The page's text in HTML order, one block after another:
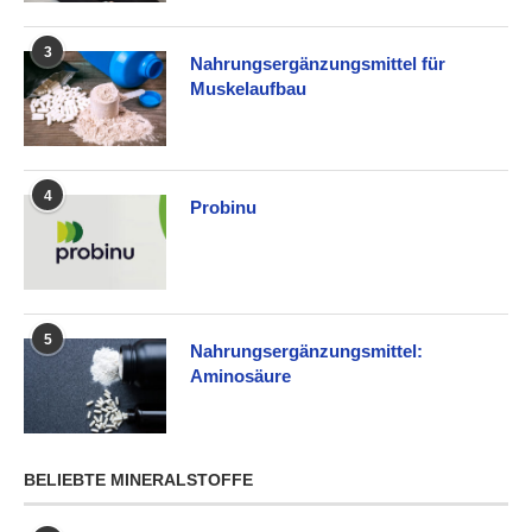
3
Nahrungsergänzungsmittel für
Muskelaufbau
4
Probinu
5
Nahrungsergänzungsmittel:
Aminosäure
BELIEBTE MINERALSTOFFE